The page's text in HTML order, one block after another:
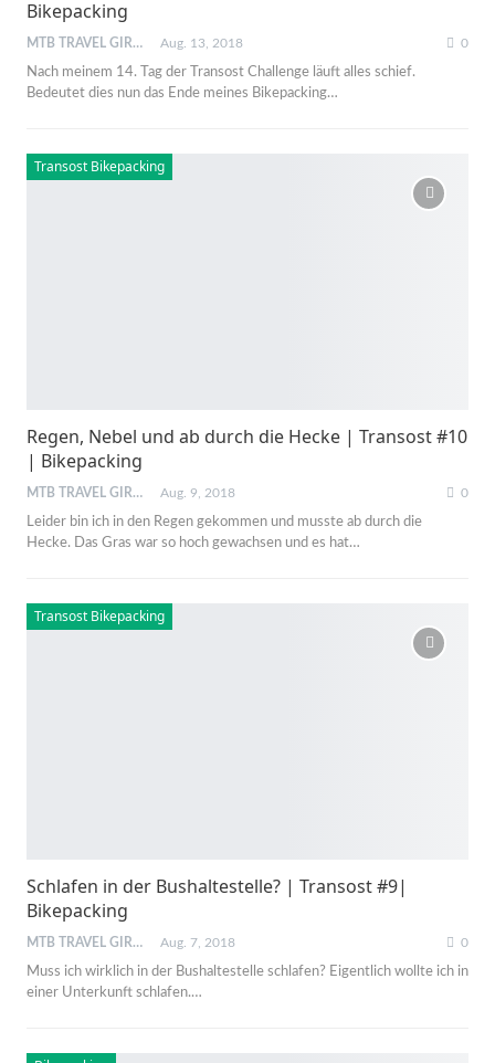
Bikepacking
MTB TRAVEL GIRL Aug. 13, 2018 0
Nach meinem 14. Tag der Transost Challenge läuft alles schief.
Bedeutet dies nun das Ende meines Bikepacking…
Transost Bikepacking
Regen, Nebel und ab durch die Hecke | Transost #10
| Bikepacking
MTB TRAVEL GIRL Aug. 9, 2018 0
Leider bin ich in den Regen gekommen und musste ab durch die
Hecke. Das Gras war so hoch gewachsen und es hat…
Transost Bikepacking
Schlafen in der Bushaltestelle? | Transost #9|
Bikepacking
MTB TRAVEL GIRL Aug. 7, 2018 0
Muss ich wirklich in der Bushaltestelle schlafen? Eigentlich wollte ich in
einer Unterkunft schlafen.…